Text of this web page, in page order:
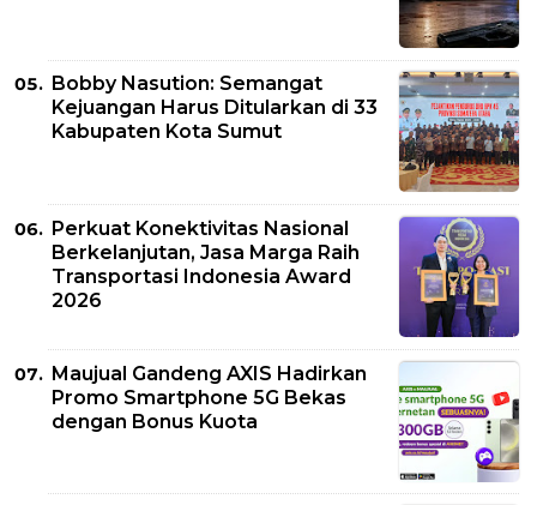
Bobby Nasution: Semangat
Kejuangan Harus Ditularkan di 33
Kabupaten Kota Sumut
Perkuat Konektivitas Nasional
Berkelanjutan, Jasa Marga Raih
Transportasi Indonesia Award
2026
Maujual Gandeng AXIS Hadirkan
Promo Smartphone 5G Bekas
dengan Bonus Kuota